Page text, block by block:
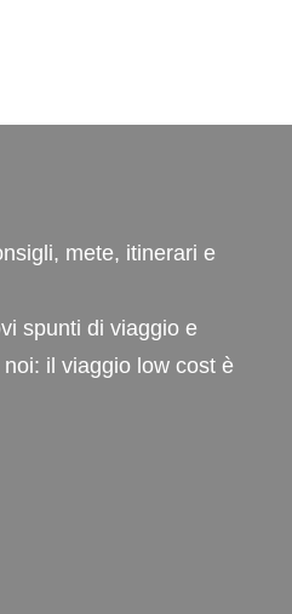
mete, itinerari e
spunti di viaggio e
il viaggio low cost è